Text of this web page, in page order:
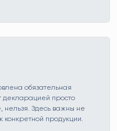
обязательная
декларацией просто
нельзя. Здесь важны не
продукции.